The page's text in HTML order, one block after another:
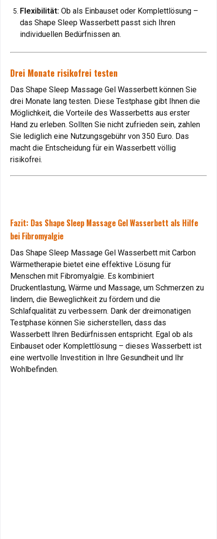
Flexibilität: Ob als Einbauset oder Komplettlösung –
das Shape Sleep Wasserbett passt sich Ihren
individuellen Bedürfnissen an.
Drei Monate risikofrei testen
Das Shape Sleep Massage Gel Wasserbett können Sie
drei Monate lang testen. Diese Testphase gibt Ihnen die
Möglichkeit, die Vorteile des Wasserbetts aus erster
Hand zu erleben. Sollten Sie nicht zufrieden sein, zahlen
Sie lediglich eine Nutzungsgebühr von 350 Euro. Das
macht die Entscheidung für ein Wasserbett völlig
risikofrei.
Fazit: Das Shape Sleep Massage Gel Wasserbett als Hilfe
bei Fibromyalgie
Das Shape Sleep Massage Gel Wasserbett mit Carbon
Wärmetherapie bietet eine effektive Lösung für
Menschen mit Fibromyalgie. Es kombiniert
Druckentlastung, Wärme und Massage, um Schmerzen zu
lindern, die Beweglichkeit zu fördern und die
Schlafqualität zu verbessern. Dank der dreimonatigen
Testphase können Sie sicherstellen, dass das
Wasserbett Ihren Bedürfnissen entspricht. Egal ob als
Einbauset oder Komplettlösung – dieses Wasserbett ist
eine wertvolle Investition in Ihre Gesundheit und Ihr
Wohlbefinden.